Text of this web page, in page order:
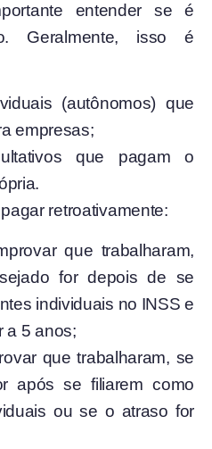
entender se é
Geralmente, isso é
(autônomos) que
empresas;
que pagam o
retroativamente:
que trabalharam,
for depois de se
individuais no INSS e
a 5 anos;
que trabalharam, se
após se filiarem como
ou se o atraso for